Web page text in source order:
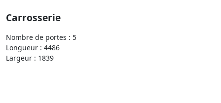
Carrosserie
Nombre de portes : 5
Longueur : 4486
Largeur : 1839